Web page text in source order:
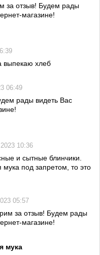
за отзыв! Будем рады
магазине!
выпекаю хлеб
06:49
рады видеть Вас
10:36
и сытные блинчики.
под запретом, то это
05:57
за отзыв! Будем рады
магазине!
мука